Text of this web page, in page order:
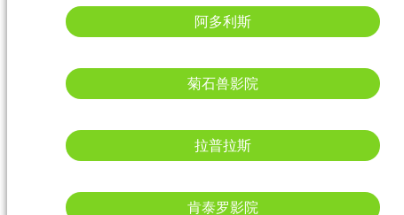
阿多利斯
菊石兽影院
拉普拉斯
肯泰罗影院